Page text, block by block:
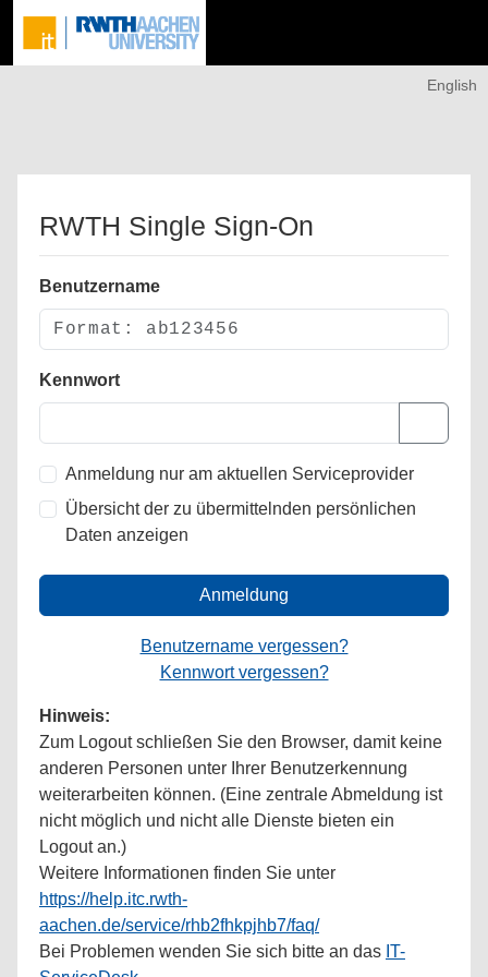
English
RWTH Single Sign-On
Benutzername
Kennwort
Anmeldung nur am aktuellen Serviceprovider
Übersicht der zu übermittelnden persönlichen
Daten anzeigen
Anmeldung
Benutzername vergessen?
Kennwort vergessen?
Hinweis:
Zum Logout schließen Sie den Browser, damit keine
anderen Personen unter Ihrer Benutzerkennung
weiterarbeiten können. (Eine zentrale Abmeldung ist
nicht möglich und nicht alle Dienste bieten ein
Logout an.)
Weitere Informationen finden Sie unter
https://help.itc.rwth-
aachen.de/service/rhb2fhkpjhb7/faq/
Bei Problemen wenden Sie sich bitte an das IT-